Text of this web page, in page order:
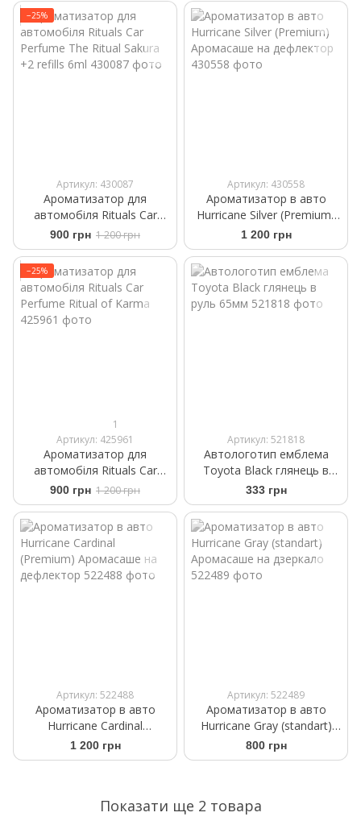
−25%
Артикул: 430087
Ароматизатор для
автомобіля Rituals ​Car
Perfume The Ritual Sakura
+2 refills 6ml
900 грн 1 200 грн
Артикул: 430558
Ароматизатор в авто
Hurricane Silver (Premium)
Аромасаше на дефлектор
1 200 грн
−25%
1
Артикул: 425961
Ароматизатор для
автомобіля Rituals Car
Perfume Ritual of Karma
900 грн 1 200 грн
Артикул: 521818
Автологотип емблема
Toyota Black глянець в
руль 65мм
333 грн
Артикул: 522488
Ароматизатор в авто
Hurricane Cardinal
(Premium) Аромасаше на
дефлектор
1 200 грн
Артикул: 522489
Ароматизатор в авто
Hurricane Gray (standart)
Аромасаше на дзеркало
800 грн
Показати ще 2 товара